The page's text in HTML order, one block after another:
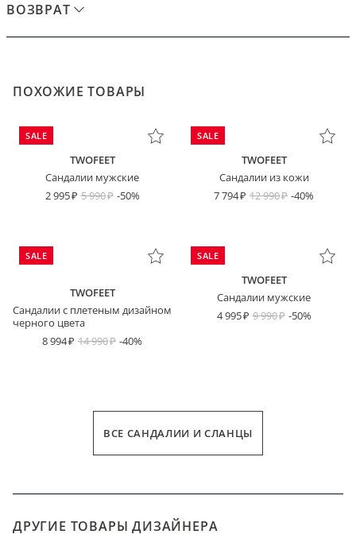
ВОЗВРАТ
ПОХОЖИЕ ТОВАРЫ
SALE
TWOFEET
Сандалии мужские
2 995
5 990 -50%
SALE
TWOFEET
Сандалии из кожи
7 794
12 990 -40%
SALE
TWOFEET
Сандалии с плетеным дизайном
черного цвета
8 994
14 990 -40%
SALE
TWOFEET
Сандалии мужские
4 995
9 990 -50%
ВСЕ САНДАЛИИ И СЛАНЦЫ
ДРУГИЕ ТОВАРЫ ДИЗАЙНЕРА